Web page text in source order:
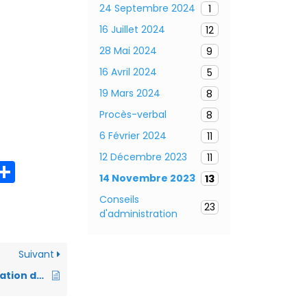
er
Suivant
Conseil d’administration du CCAS du 16 avril 2024 – Ordre du jour
24 Septembre 2024
1
16 Juillet 2024
12
28 Mai 2024
9
16 Avril 2024
5
19 Mars 2024
8
Procès-verbal
8
6 Février 2024
11
12 Décembre 2023
11
14 Novembre 2023
13
Conseils
d'administration
23